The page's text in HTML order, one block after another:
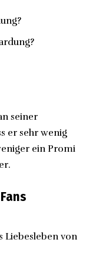
seiner
er sehr wenig
ein Promi
Liebesleben von